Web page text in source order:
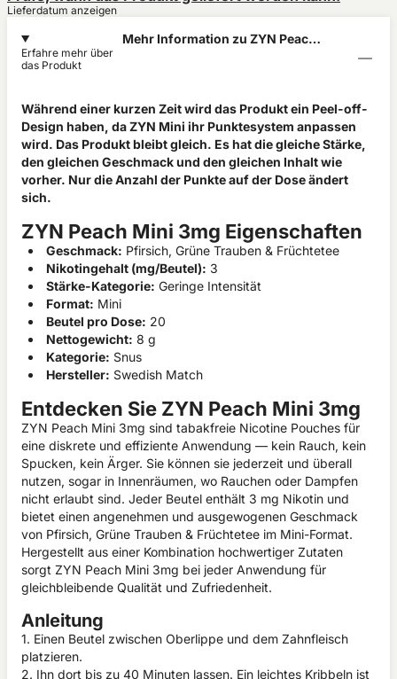
Lieferdatum anzeigen
Mehr Information zu ZYN Peach
Erfahre mehr über
das Produkt
Während einer kurzen Zeit wird das Produkt ein Peel-off-
Design haben, da ZYN Mini ihr Punktesystem anpassen
wird. Das Produkt bleibt gleich. Es hat die gleiche Stärke,
den gleichen Geschmack und den gleichen Inhalt wie
vorher. Nur die Anzahl der Punkte auf der Dose ändert
sich.
ZYN Peach Mini 3mg Eigenschaften
Geschmack: Pfirsich, Grüne Trauben & Früchtetee
Nikotingehalt (mg/Beutel): 3
Stärke-Kategorie: Geringe Intensität
Format: Mini
Beutel pro Dose: 20
Nettogewicht: 8 g
Kategorie: Snus
Hersteller: Swedish Match
Entdecken Sie ZYN Peach Mini 3mg
ZYN Peach Mini 3mg sind tabakfreie Nicotine Pouches für
eine diskrete und effiziente Anwendung — kein Rauch, kein
Spucken, kein Ärger. Sie können sie jederzeit und überall
nutzen, sogar in Innenräumen, wo Rauchen oder Dampfen
nicht erlaubt sind. Jeder Beutel enthält 3 mg Nikotin und
bietet einen angenehmen und ausgewogenen Geschmack
von Pfirsich, Grüne Trauben & Früchtetee im Mini-Format.
Hergestellt aus einer Kombination hochwertiger Zutaten
sorgt ZYN Peach Mini 3mg bei jeder Anwendung für
gleichbleibende Qualität und Zufriedenheit.
Anleitung
1. Einen Beutel zwischen Oberlippe und dem Zahnfleisch
platzieren.
2. Ihn dort bis zu 40 Minuten lassen. Ein leichtes Kribbeln ist